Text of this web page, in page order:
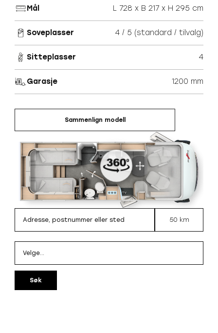
Mål L 728 x B 217 x H 295 cm
Soveplasser 4 / 5 (standard / tilvalg)
Sitteplasser 4
Garasje 1200 mm
Sammenlign modell
50 km
Søk